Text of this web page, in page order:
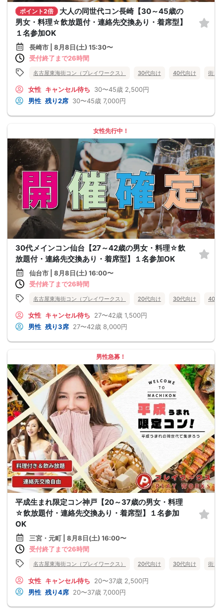
ポイント2倍
大人の同世代コン長崎【30～45歳の
男女・料理☆飲放題付・連絡先交換あり・着席型】
１名参加OK
長崎市 | 8月8日(土) 15:30〜
受付終了まで26時間
名古屋東海街コン（プレイワークス） 30代向け 40代向け 街コ
女性 キャンセル待ち 30〜45歳 2,500円
男性 残り2席 30〜45歳 7,000円
女性先行中！
30代メインコン仙台【27～42歳の男女・料理☆飲
放題付・連絡先交換あり・着席型】１名参加OK
仙台市 | 8月8日(土) 16:00〜
受付終了まで26時間
名古屋東海街コン（プレイワークス） 20代向け 30代向け 40代
女性 キャンセル待ち 27〜42歳 1,500円
男性 残り3席 27〜42歳 8,000円
男性急募！
平成生まれ限定コン神戸【20～37歳の男女・料理
☆飲放題付・連絡先交換あり・着席型】１名参加
OK
三宮・元町 | 8月8日(土) 16:00〜
受付終了まで26時間
名古屋東海街コン（プレイワークス） 20代向け 30代向け 街コ
女性 キャンセル待ち 20〜37歳 2,500円
男性 残り4席 20〜37歳 7,000円